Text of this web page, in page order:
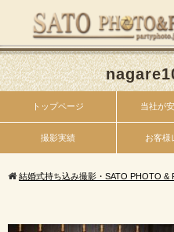
トップページ 当社が
撮影実績 お客様
結婚式持ち込み撮影・SATO PHOTO &